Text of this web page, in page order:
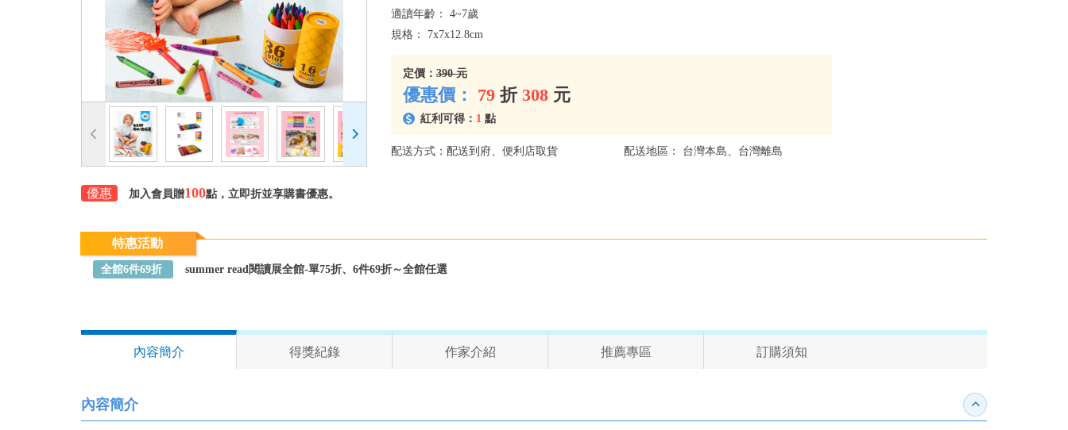
優惠 加入會員贈100點，立即折並享購書優惠。
適讀年齡： 4~7歲
規格： 7x7x12.8cm
定價： 390 元
優惠價： 79 折 308 元
紅利可得： 1 點
配送方式：配送到府、便利店取貨 配送地區： 台灣本島、台灣離島
特惠活動
全館6件69折 summer read閱讀展全館-單75折、6件69折～全館任選
內容簡介 得獎紀錄 作家介紹 推薦專區 訂購須知
內容簡介 收合內容簡介